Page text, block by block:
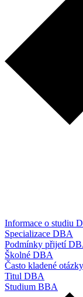
Informace o studiu
Specializace DBA
Podmínky přijetí
Školné DBA
Často kladené
Titul DBA
Studium BBA